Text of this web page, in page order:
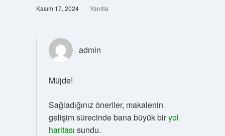
Kasım 17, 2024 Yanıtla
admin
Müjde!
Sağladığınız öneriler, makalenin
gelişim sürecinde bana büyük biryol
haritası sundu.